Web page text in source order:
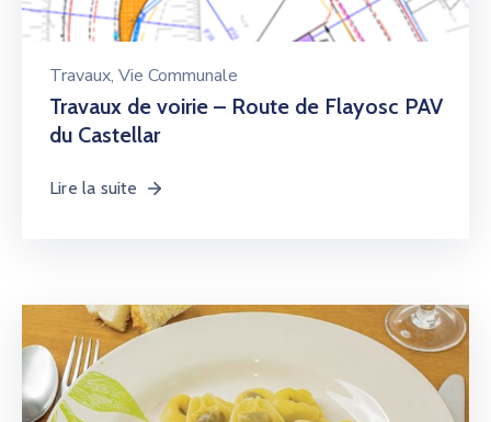
Travaux‚ Vie Communale
Travaux de voirie – Route de Flayosc PAV
du Castellar
Lire la suite